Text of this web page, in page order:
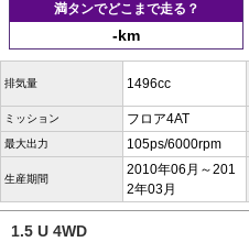
満タンでどこまで走る？
-km
排気量 1496cc
ミッション フロア4AT
最大出力 105ps/6000rpm
生産期間
2010年06月～201
2年03月
1.5 U 4WD